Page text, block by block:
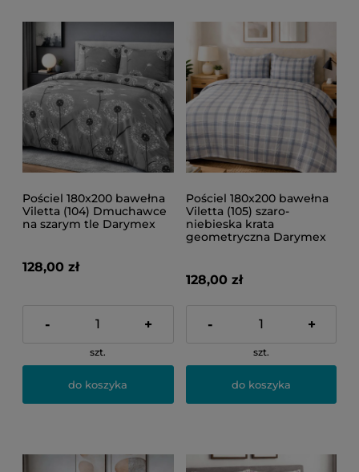
Pościel 180x200 bawełna
Viletta (104) Dmuchawce
na szarym tle Darymex
128,00 zł
- +
szt.
do koszyka
Pościel 180x200 bawełna
Viletta (105) szaro-
niebieska krata
geometryczna Darymex
128,00 zł
- +
szt.
do koszyka